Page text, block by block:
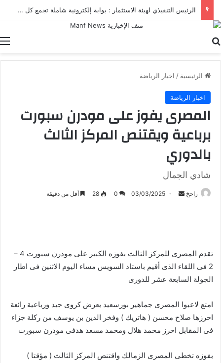
الرئيس التنفيذي لهيئة الاستثمار : بوابة إلكترونية شاملة تجمع كل خدمات الهيئة ومنصاتها الرقمية في مكان واحد
الرئيسية / اخبار الرياضة
اخبار الرياضة
المصرى يفوز على مودرن سبورت
برباعية ويقتنص المركز الثالث
بالدوري
شادي الجمال
راحخ
أرسل 03/03/2025
0
28 أقل من دقيقة
تقدم المصرى للمركز الثالث بفوزه الكبير على مودرن سبورت 4 –
2 فى اللقاء الذى أقيم باستاد السويس مساء اليوم الاثنين فى اطار
الجولة السابعة عشر للدورى
امتع لاعبوا المصرى جماهير بورسعيد بعرض كروى جيد ورباعية رائعة
احرزها صلاح محسن ( هاتريك ) وفخر الدين بن يوسف من ركلة جزاء
فى المقابل احرز محمد هلال ومحمد مسعد هدفى مودرن سبورت
بفوزه تخطى المصرى الزمالك واقتنص المركز الثالث ( مؤقتا )